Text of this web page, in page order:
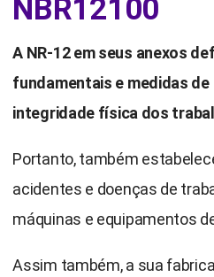
NBR12100
A NR-12 em seus anexos
fundamentais e medidas
integridade física dos
Portanto, também
acidentes e doenças de
máquinas e equipamentos
Assim também, a sua